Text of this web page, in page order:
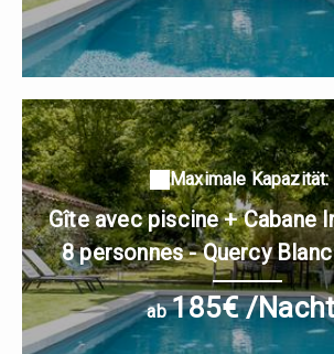
Maximale Kapazität:
Gîte avec piscine + Cabane
8 personnes - Quercy
ab185€ /